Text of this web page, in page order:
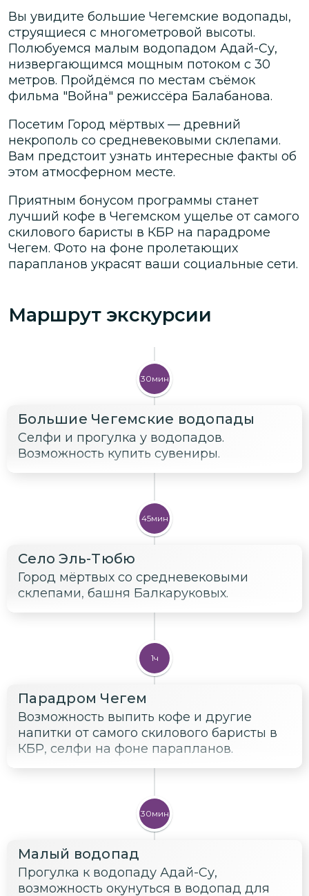
Вы увидите большие Чегемские водопады,
струящиеся с многометровой высоты.
Полюбуемся малым водопадом Адай-Су,
низвергающимся мощным потоком с 30
метров. Пройдёмся по местам съёмок
фильма "Война" режиссёра Балабанова.
Посетим Город мёртвых — древний
некрополь со средневековыми склепами.
Вам предстоит узнать интересные факты об
этом атмосферном месте.
Приятным бонусом программы станет
лучший кофе в Чегемском ущелье от самого
скилового баристы в КБР на парадроме
Чегем. Фото на фоне пролетающих
парапланов украсят ваши социальные сети.
Маршрут экскурсии
30мин
Большие Чегемские водопады
Селфи и прогулка у водопадов.
Возможность купить сувениры.
45мин
Село Эль-Тюбю
Город мёртвых со средневековыми
склепами, башня Балкаруковых.
1ч
Парадром Чегем
Возможность выпить кофе и другие
напитки от самого скилового баристы в
КБР, селфи на фоне парапланов.
30мин
Малый водопад
Прогулка к водопаду Адай-Су,
возможность окунуться в водопад для